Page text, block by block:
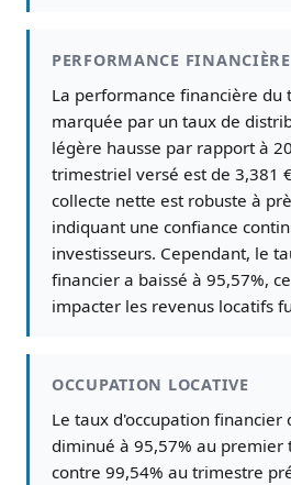
PERFORMANCE FINANCIÈRE
La performance financière du
marquée par un taux de
légère hausse par rapport à
trimestriel versé est de 3,381
collecte nette est robuste à
indiquant une confiance
investisseurs. Cependant, le
financier a baissé à 95,57%,
impacter les revenus locatifs
OCCUPATION LOCATIVE
Le taux d'occupation financier
diminué à 95,57% au premier
contre 99,54% au trimestre